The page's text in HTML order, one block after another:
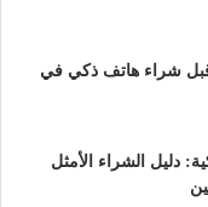
قبل شراء هاتف ذكي في
دليل الشراء الأمثل